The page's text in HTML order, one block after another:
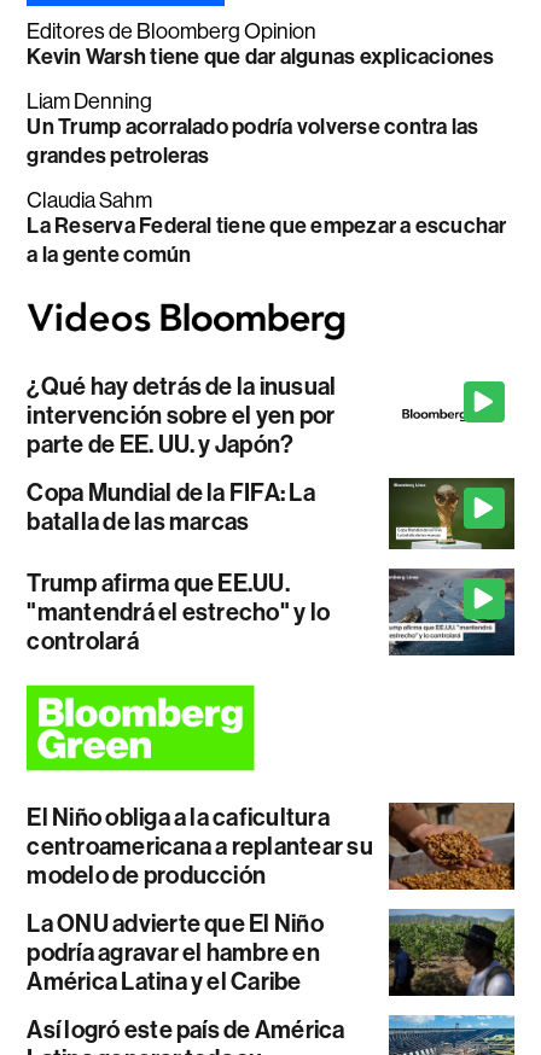
Editores de Bloomberg Opinion
Kevin Warsh tiene que dar algunas explicaciones
Liam Denning
Un Trump acorralado podría volverse contra las
grandes petroleras
Claudia Sahm
La Reserva Federal tiene que empezar a escuchar
a la gente común
¿Qué hay detrás de la inusual
intervención sobre el yen por
parte de EE. UU. y Japón?
Copa Mundial de la FIFA: La
batalla de las marcas
Trump afirma que EE.UU.
"mantendrá el estrecho" y lo
controlará
El Niño obliga a la caficultura
centroamericana a replantear su
modelo de producción
La ONU advierte que El Niño
podría agravar el hambre en
América Latina y el Caribe
Así logró este país de América